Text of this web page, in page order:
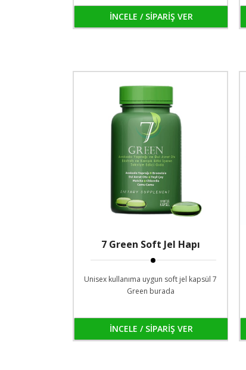
İNCELE / SİPARİŞ VER
7 Green Soft Jel Hapı
Unisex kullanıma uygun soft jel kapsül 7
Green burada
İNCELE / SİPARİŞ VER